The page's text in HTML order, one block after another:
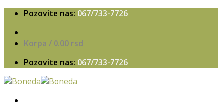
Skip
content
Pozovite nas: 067/733-7726
Korpa / 0.00 rsd
Pozovite nas: 067/733-7726